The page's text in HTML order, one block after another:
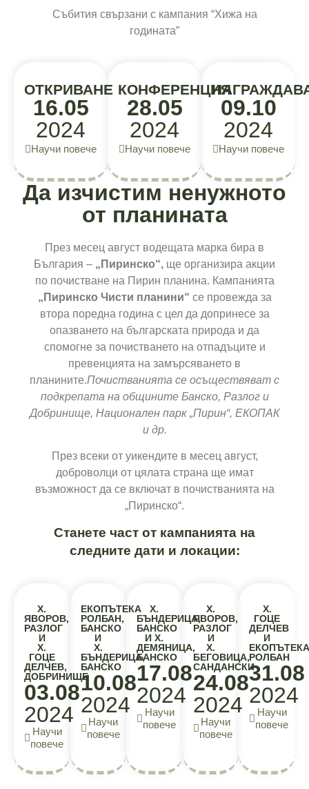
Събития свързани с кампания “Хижа на
годината”
ОТКРИВАНЕ
16.05
2024
Научи повече
КОНФЕРЕНЦИЯ
28.05
2024
Научи повече
09.10
2024
Научи повече
Да изчистим ненужното
от планината
През месец август водещата марка бира в
България – „Пиринско“, ще организира акции
по почистване на Пирин планина. Кампанията
„Пиринско Чисти планини“ се провежда за
втора поредна година с цел да допринесе за
опазването на българската природа и да
спомогне за почистването на отпадъците и
превенцията на замърсяването в
планините.Почистванията се осъществяват с
подкрепата на общините Банско, Разлог и
Добринище, Национален парк „Пирин“, ЕКОПАК
и др.
През всеки от уикендите в месец август,
доброволци от цялата страна ще имат
възможност да се включат в почистванията на
„Пиринско“.
Станете част от кампанията на
следните дати и локации:
Х.
ЯВОРОВ,
РАЗЛОГ
И
Х.
ГОЦЕ
ДЕЛЧЕВ,
ДОБРИНИЩЕ
03.08
2024
Научи
повече
ЕКОПЪТЕКА
РОЛБАН,
БАНСКО
И
Х.
БЪНДЕРИЦА,
БАНСКО
10.08
2024
Научи
повече
Х.
БЪНДЕРИЦА,
БАНСКО
И Х.
ДЕМЯНИЦА,
БАНСКО
17.08
2024
Научи
повече
Х.
ЯВОРОВ,
РАЗЛОГ
И
Х.
БЕГОВИЦА,
САНДАНСКИ
24.08
2024
Научи
повече
Х.
ГОЦЕ
ДЕЛЧЕВ
И
РОЛБАН
31.08
2024
Научи
повече